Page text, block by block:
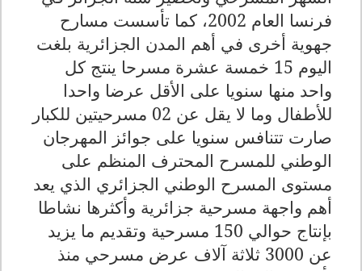
فرنسا العام 2002، كما تأسست مسارح
جهوية أخرى في أهم المدن الجزائرية بلغت
اليوم 15 خمسة عشرة مسرحا ينتج كل
واحد منها سنويا على الأقل عرضا واحدا
للأطفال وما لا يقل عن 02 مسرحيتين للكبار
صارت تتنافس سنويا على جوائز المهرجان
الوطني للمسرح المحترف المنظم على
مستوى المسرح الوطني الجزائري الذي يعد
أهم واجهة مسرحية جزائرية وأكثرها نشاطا
بإنتاج حوالي 150 مسرحية وتقديم ما يزيد
عن 3000 ثلاثة آلاف عرض مسرحي منذ